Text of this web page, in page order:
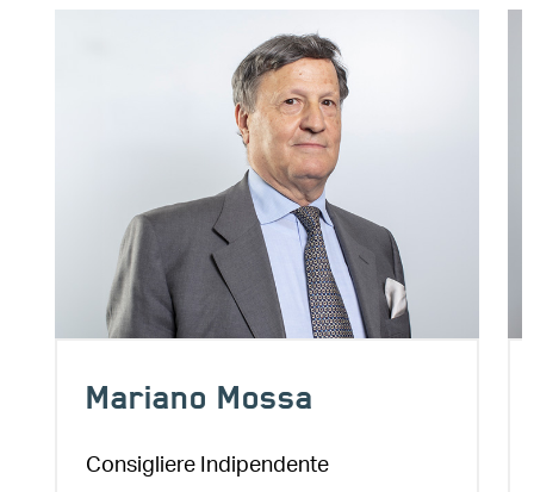
Image
Mariano Mossa
Consigliere Indipendente